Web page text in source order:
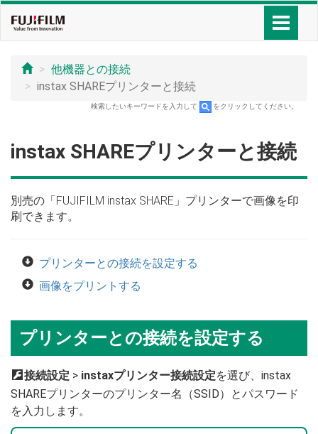
他機器との接続
instax SHAREプリンターと接続
検索したいキーワードを入力して をクリックしてください。
instax SHAREプリンターと接続
別売の「FUJIFILM instax SHARE」プリンターで画像を印
刷できます。
プリンターとの接続を設定する
画像をプリントする
プリンターとの接続を設定する
D 接続設定 > instaxプリンター接続設定を選び、instax
SHAREプリンターのプリンター名（SSID）とパスワード
を入力します。